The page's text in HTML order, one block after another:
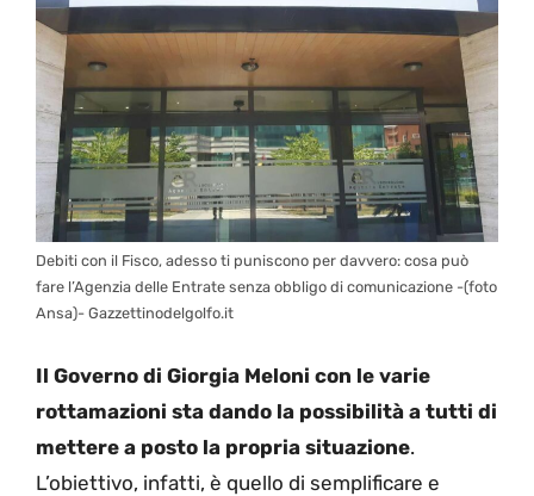
Debiti con il Fisco, adesso ti puniscono per davvero: cosa può
fare l’Agenzia delle Entrate senza obbligo di comunicazione -(foto
Ansa)- Gazzettinodelgolfo.it
Il Governo di Giorgia Meloni con le varie
rottamazioni sta dando la possibilità a tutti di
mettere a posto la propria situazione.
L’obiettivo, infatti, è quello di semplificare e